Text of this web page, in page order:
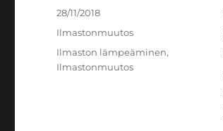
Julkaistu
28/11/2018
Kategoriat
Ilmastonmuutos
Avainsanat
Ilmaston lämpeäminen,
Ilmastonmuutos